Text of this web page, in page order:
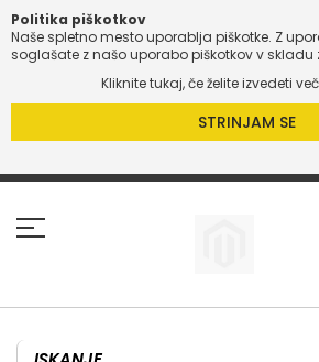
Politika piškotkov
Naše spletno mesto uporablja piškotke. Z
soglašate z našo uporabo piškotkov v skladu
Kliknite tukaj, če želite izvedeti
STRINJAM SE
Preskoči